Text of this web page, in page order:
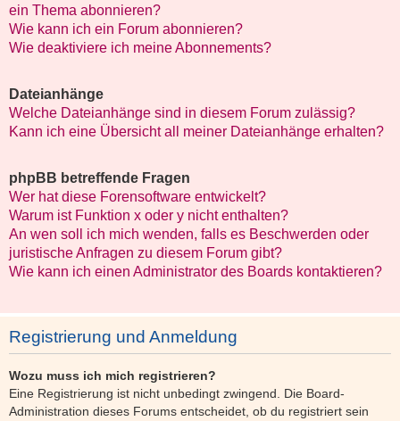
ein Thema abonnieren?
Wie kann ich ein Forum abonnieren?
Wie deaktiviere ich meine Abonnements?
Dateianhänge
Welche Dateianhänge sind in diesem Forum zulässig?
Kann ich eine Übersicht all meiner Dateianhänge erhalten?
phpBB betreffende Fragen
Wer hat diese Forensoftware entwickelt?
Warum ist Funktion x oder y nicht enthalten?
An wen soll ich mich wenden, falls es Beschwerden oder
juristische Anfragen zu diesem Forum gibt?
Wie kann ich einen Administrator des Boards kontaktieren?
Registrierung und Anmeldung
Wozu muss ich mich registrieren?
Eine Registrierung ist nicht unbedingt zwingend. Die Board-
Administration dieses Forums entscheidet, ob du registriert sein